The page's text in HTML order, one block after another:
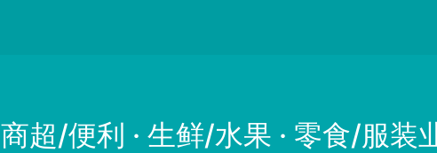
商超/便利 · 生鲜/水果 · 零食/服装